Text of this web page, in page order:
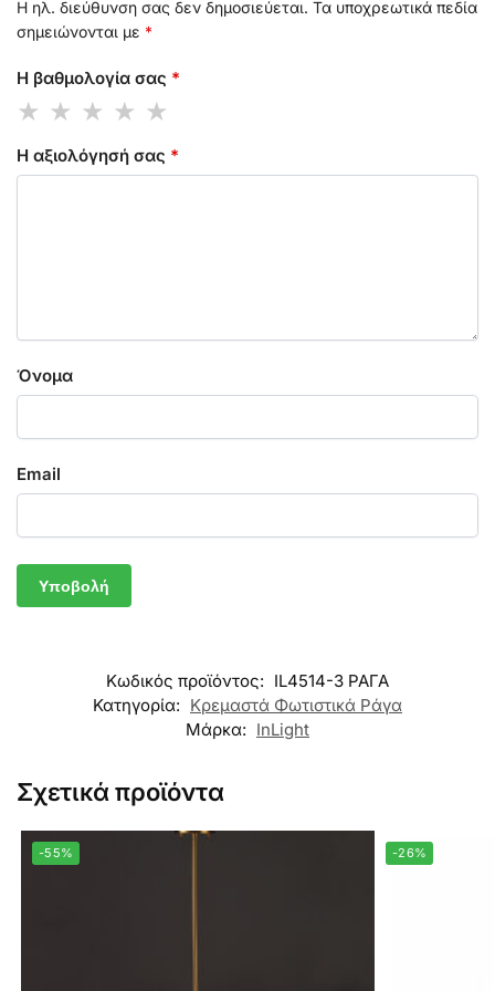
Η ηλ. διεύθυνση σας δεν δημοσιεύεται. Τα υποχρεωτικά πεδία
σημειώνονται με *
Η βαθμολογία σας *
Η αξιολόγησή σας *
Όνομα
Email
Κωδικός προϊόντος: IL4514-3 ΡΑΓΑ
Κατηγορία: Κρεμαστά Φωτιστικά Ράγα
Μάρκα: InLight
Σχετικά προϊόντα
-55% -26%